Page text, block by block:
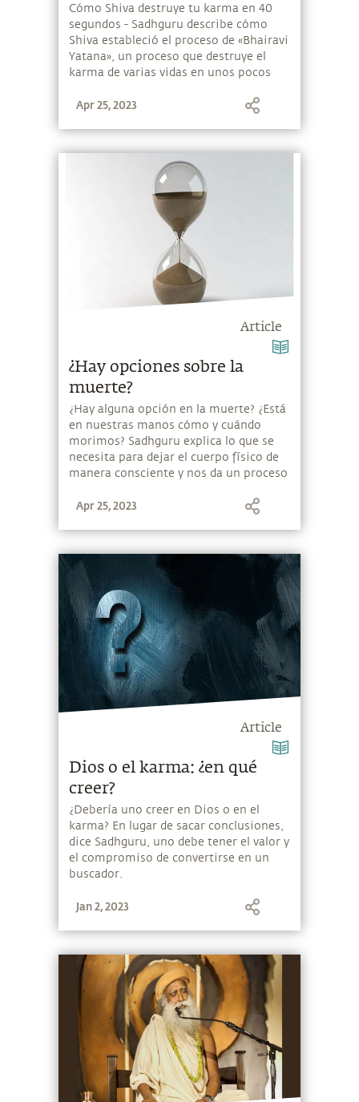
segundos de vida?
Cómo Shiva destruye tu karma en 40
segundos - Sadhguru describe cómo
Shiva estableció el proceso de «Bhairavi
Yatana», un proceso que destruye el
karma de varias vidas en unos pocos
Apr 25, 2023
Article
¿Hay opciones sobre la
muerte?
¿Hay alguna opción en la muerte? ¿Está
en nuestras manos cómo y cuándo
morimos? Sadhguru explica lo que se
necesita para dejar el cuerpo físico de
manera consciente y nos da un proceso
Apr 25, 2023
Article
Dios o el karma: ¿en qué
creer?
¿Debería uno creer en Dios o en el
karma? En lugar de sacar conclusiones,
dice Sadhguru, uno debe tener el valor y
el compromiso de convertirse en un
buscador.
Jan 2, 2023